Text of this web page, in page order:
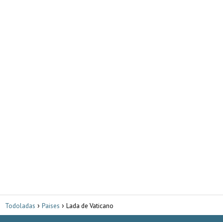
Todoladas Paises Lada de Vaticano